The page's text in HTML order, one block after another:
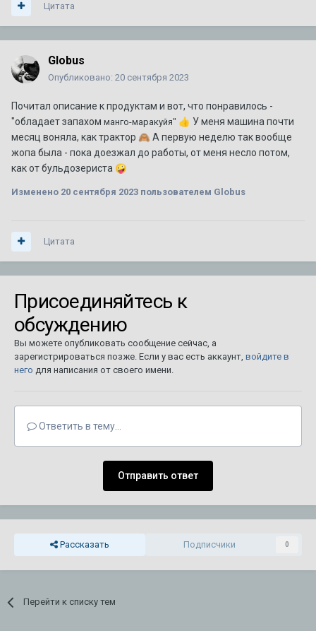
Цитата
Globus
Опубликовано: 20 сентября 2023
Почитал описание к продуктам и вот, что понравилось -
"обладает запахом манго-маракуйя" 👍 У меня машина почти
месяц воняла, как трактор 🙈 А первую неделю так вообще
жопа была - пока доезжал до работы, от меня несло потом,
как от бульдозериста 🤪
Изменено 20 сентября 2023 пользователем Globus
Цитата
Присоединяйтесь к
обсуждению
Вы можете опубликовать сообщение сейчас, а
зарегистрироваться позже. Если у вас есть аккаунт, войдите в
него для написания от своего имени.
Ответить в тему...
Отправить ответ
Рассказать Подписчики 0
Перейти к списку тем